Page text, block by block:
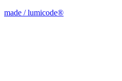
made / lumicode®